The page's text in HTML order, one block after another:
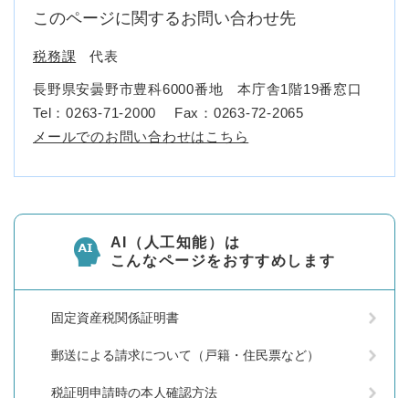
このページに関するお問い合わせ先
税務課 代表
長野県安曇野市豊科6000番地 本庁舎1階19番窓口
Tel：0263-71-2000
Fax：0263-72-2065
メールでのお問い合わせはこちら
AI（人工知能）は
こんなページをおすすめします
固定資産税関係証明書
郵送による請求について（戸籍・住民票など）
税証明申請時の本人確認方法